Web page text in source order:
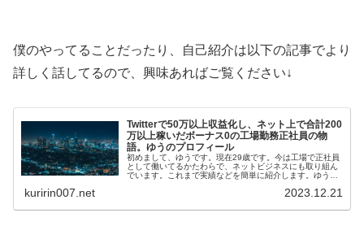
僕のやってることだったり、自己紹介は以下の記事でより
詳しく話してるので、興味あればご覧ください↓
Twitterで50万以上収益化し、ネット上で合計200
万以上稼いだボーナス0の工場勤務正社員の物
語。ゆうのプロフィール
初めまして、ゆうです。現在29歳です。今は工場で正社員
として働いてるかたわらで、ネットビジネスにも取り組ん
でいます。これまで実績などを簡単に紹介します。ゆうの
kuririn007.net 2023.12.21